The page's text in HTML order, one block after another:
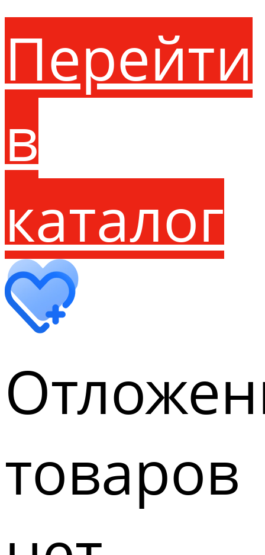
Перейти
в
каталог
товаров